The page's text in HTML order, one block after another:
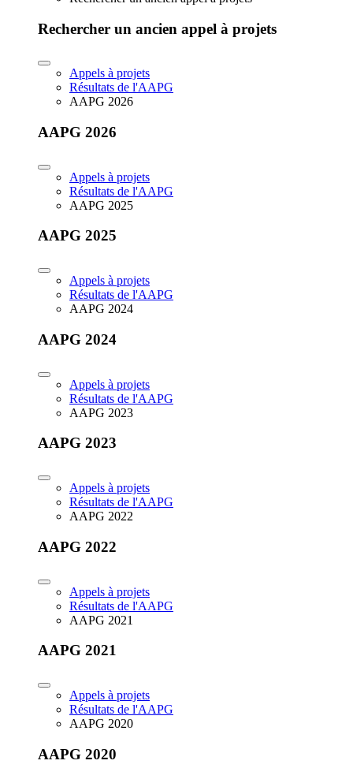
Rechercher un ancien appel à projets
Appels à projets
Résultats de l'AAPG
AAPG 2026
AAPG 2026
Appels à projets
Résultats de l'AAPG
AAPG 2025
AAPG 2025
Appels à projets
Résultats de l'AAPG
AAPG 2024
AAPG 2024
Appels à projets
Résultats de l'AAPG
AAPG 2023
AAPG 2023
Appels à projets
Résultats de l'AAPG
AAPG 2022
AAPG 2022
Appels à projets
Résultats de l'AAPG
AAPG 2021
AAPG 2021
Appels à projets
Résultats de l'AAPG
AAPG 2020
AAPG 2020